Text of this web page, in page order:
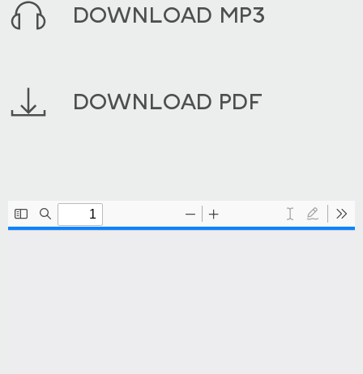
DOWNLOAD MP3
DOWNLOAD PDF